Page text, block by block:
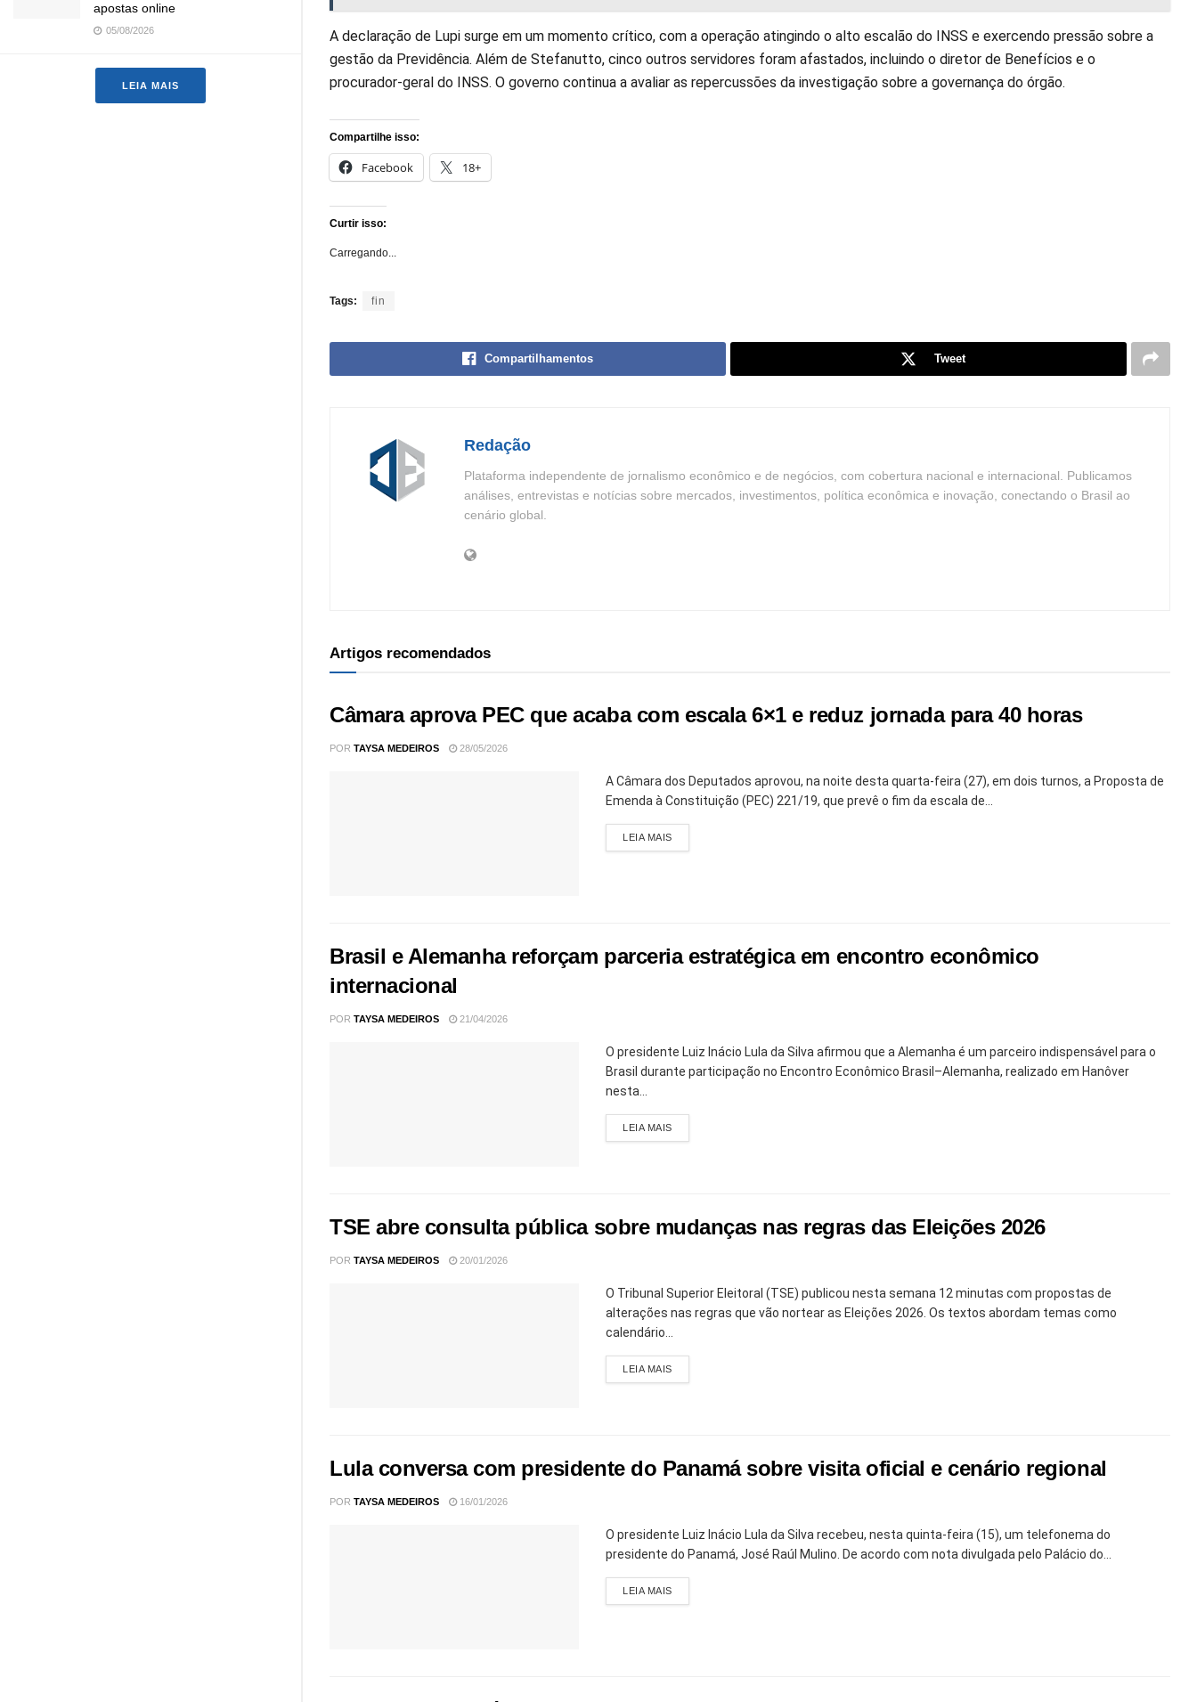
apostas online
05/08/2026
LEIA MAIS
A declaração de Lupi surge em um momento crítico, com a operação atingindo o alto escalão do INSS e exercendo pressão sobre a
gestão da Previdência. Além de Stefanutto, cinco outros servidores foram afastados, incluindo o diretor de Benefícios e o
procurador-geral do INSS. O governo continua a avaliar as repercussões da investigação sobre a governança do órgão.
Compartilhe isso:
Facebook 18+
Curtir isso:
Carregando...
Tags: fin
Compartilhamentos Tweet
Redação
Plataforma independente de jornalismo econômico e de negócios, com cobertura nacional e internacional. Publicamos
análises, entrevistas e notícias sobre mercados, investimentos, política econômica e inovação, conectando o Brasil ao
cenário global.
Artigos recomendados
Câmara aprova PEC que acaba com escala 6×1 e reduz jornada para 40 horas
POR TAYSA MEDEIROS 28/05/2026
A Câmara dos Deputados aprovou, na noite desta quarta-feira (27), em dois turnos, a Proposta de
Emenda à Constituição (PEC) 221/19, que prevê o fim da escala de...
LEIA MAIS
Brasil e Alemanha reforçam parceria estratégica em encontro econômico
internacional
POR TAYSA MEDEIROS 21/04/2026
O presidente Luiz Inácio Lula da Silva afirmou que a Alemanha é um parceiro indispensável para o
Brasil durante participação no Encontro Econômico Brasil–Alemanha, realizado em Hanôver
nesta...
LEIA MAIS
TSE abre consulta pública sobre mudanças nas regras das Eleições 2026
POR TAYSA MEDEIROS 20/01/2026
O Tribunal Superior Eleitoral (TSE) publicou nesta semana 12 minutas com propostas de
alterações nas regras que vão nortear as Eleições 2026. Os textos abordam temas como
calendário...
LEIA MAIS
Lula conversa com presidente do Panamá sobre visita oficial e cenário regional
POR TAYSA MEDEIROS 16/01/2026
O presidente Luiz Inácio Lula da Silva recebeu, nesta quinta-feira (15), um telefonema do
presidente do Panamá, José Raúl Mulino. De acordo com nota divulgada pelo Palácio do...
LEIA MAIS